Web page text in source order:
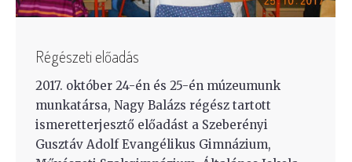
Régészeti előadás
2017. október 24-én és 25-én múzeumunk
munkatársa, Nagy Balázs régész tartott
ismeretterjesztő előadást a Szeberényi
Gusztáv Adolf Evangélikus Gimnázium,